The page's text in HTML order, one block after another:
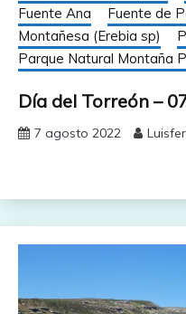
Fuente Ana
Fuente de
Montañesa (Erebia sp)
Parque Natural Montaña
Día del Torreón –
7 agosto 2022 Luisfer